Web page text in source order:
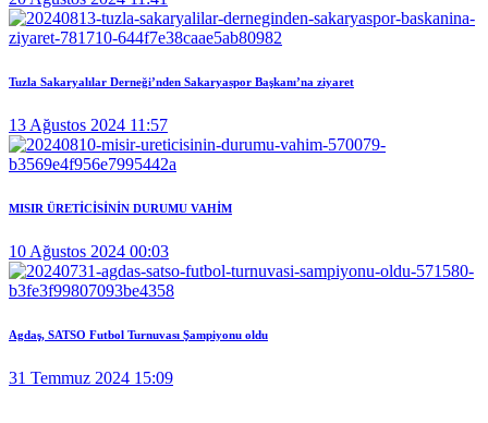
Tuzla Sakaryalılar Derneği’nden Sakaryaspor Başkanı’na ziyaret
13 Ağustos 2024 11:57
MISIR ÜRETİCİSİNİN DURUMU VAHİM
10 Ağustos 2024 00:03
Agdaş, SATSO Futbol Turnuvası Şampiyonu oldu
31 Temmuz 2024 15:09